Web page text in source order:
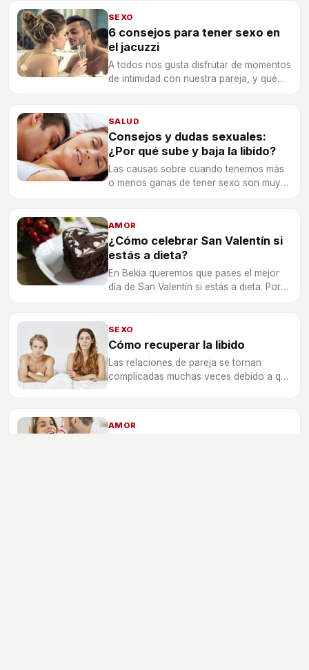
SEXO
6 consejos para tener sexo en
el jacuzzi
A todos nos gusta disfrutar de momentos
de intimidad con nuestra pareja, y qué
SALUD
Consejos y dudas sexuales:
¿Por qué sube y baja la libido?
Las causas sobre cuando tenemos más
o menos ganas de tener sexo son muy
AMOR
¿Cómo celebrar San Valentín si
estás a dieta?
En Bekia queremos que pases el mejor
día de San Valentín si estás a dieta. Por
San Valentín con tu pareja y sin
engordar.
SEXO
Cómo recuperar la libido
Las relaciones de pareja se tornan
complicadas muchas veces debido a que
AMOR